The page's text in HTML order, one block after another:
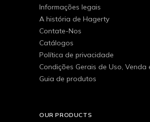
Informações legais
A história de Hagerty
Contate-Nos
Catálogos
Política de privacidade
Condições Gerais de Uso, Venda
Guia de produtos
OUR PRODUCTS